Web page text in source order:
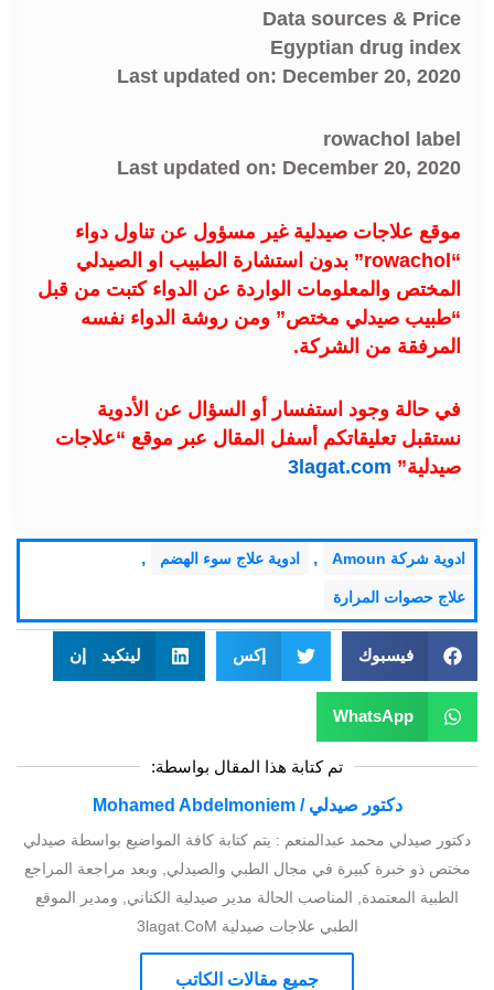
Data sources & Price
Egyptian drug index
Last updated on: December 20, 2020
rowachol label
Last updated on: December 20, 2020
موقع علاجات صيدلية غير مسؤول عن تناول دواء
“rowachol” بدون استشارة الطبيب او الصيدلي
المختص والمعلومات الواردة عن الدواء كتبت من قبل
“طبيب صيدلي مختص” ومن روشة الدواء نفسه
المرفقة من الشركة.
في حالة وجود استفسار أو السؤال عن الأدوية
نستقبل تعليقاتكم أسفل المقال عبر موقع “علاجات
صيدلية” 3lagat.com
ادوية شركة Amoun , ادوية علاج سوء الهضم ,
علاج حصوات المرارة
فيسبوك إكس لينكيد إن
WhatsApp
تم كتابة هذا المقال بواسطة:
دكتور صيدلي / Mohamed Abdelmoniem
دكتور صيدلي محمد عبدالمنعم : يتم كتابة كافة المواضيع بواسطة صيدلي
مختص ذو خبرة كبيرة في مجال الطبي والصيدلي, وبعد مراجعة المراجع
الطبية المعتمدة, المناصب الحالة مدير صيدلية الكناني, ومدير الموقع
الطبي علاجات صيدلية 3lagat.CoM
جميع مقالات الكاتب